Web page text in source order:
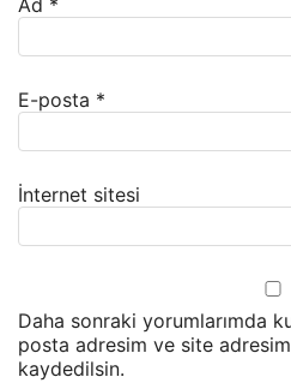
Ad *
E-posta *
İnternet sitesi
Daha sonraki yorumlarımda
posta adresim ve site adresim
kaydedilsin.